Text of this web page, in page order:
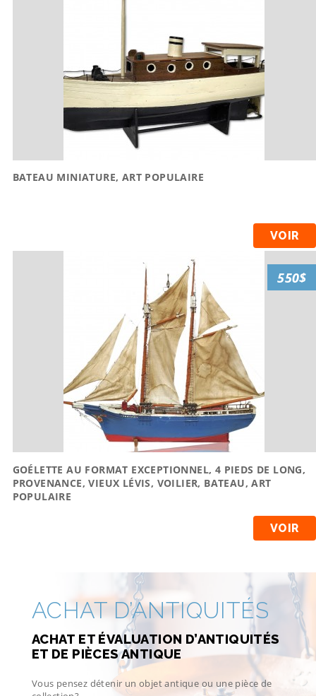
BATEAU MINIATURE, ART POPULAIRE
VOIR
GOÉLETTE AU FORMAT EXCEPTIONNEL, 4 PIEDS DE LONG,
PROVENANCE, VIEUX LÉVIS, VOILIER, BATEAU, ART
POPULAIRE
VOIR
550$
ACHAT D’ANTIQUITÉS
ACHAT ET ÉVALUATION D’ANTIQUITÉS
ET DE PIÈCES ANTIQUE
Vous pensez détenir un objet antique ou une pièce de